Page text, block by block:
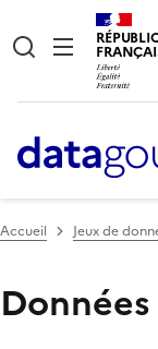
Accueil Jeux de